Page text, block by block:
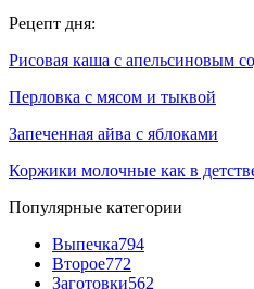
Рецепт дня:
Рисовая каша с апельсиновым
Перловка с мясом и тыквой
Запеченная айва с яблоками
Коржики молочные как в
Популярные категории
Выпечка794
Второе772
Заготовки562